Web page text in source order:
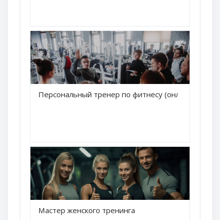
Краткое название курса
Персональный тренер по фитнесу (онлайн)
Краткое название курса
Мастер женского тренинга